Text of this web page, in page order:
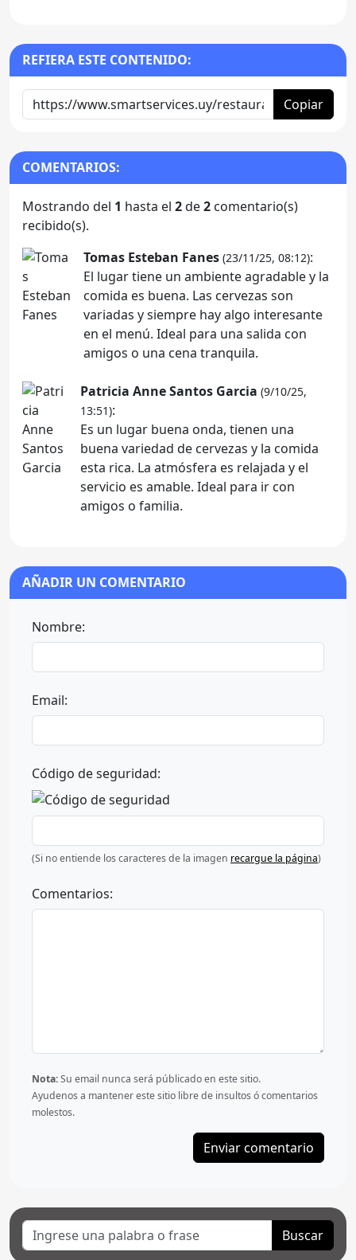
REFIERA ESTE CONTENIDO:
Copiar
COMENTARIOS:
Mostrando del 1 hasta el 2de2 comentario(s)
recibido(s).
Tomas Esteban Fanes (23/11/25, 08:12):
El lugar tiene un ambiente agradable y la
comida es buena. Las cervezas son
variadas y siempre hay algo interesante
en el menú. Ideal para una salida con
amigos o una cena tranquila.
Patricia Anne Santos Garcia (9/10/25,
13:51):
Es un lugar buena onda, tienen una
buena variedad de cervezas y la comida
esta rica. La atmósfera es relajada y el
servicio es amable. Ideal para ir con
amigos o familia.
AÑADIR UN COMENTARIO
Nombre:
Email:
Código de seguridad:
(Si no entiende los caracteres de la imagen recargue la página)
Comentarios:
Nota:Su email nunca será públicado en este sitio.
Ayudenos a mantener este sitio libre de insultos ó comentarios
molestos.
Buscar